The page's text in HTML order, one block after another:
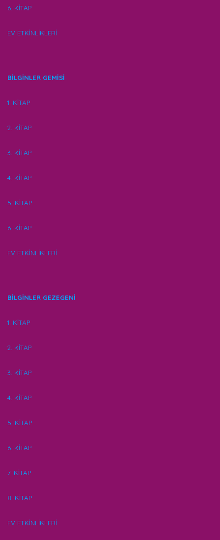
6. KİTAP
EV ETKİNLİKLERİ
BİLGİNLER GEMİSİ
1. KİTAP
2. KİTAP
3. KİTAP
4. KİTAP
5. KİTAP
6. KİTAP
EV ETKİNLİKLERİ
BİLGİNLER GEZEGENİ
1. KİTAP
2. KİTAP
3. KİTAP
4. KİTAP
5. KİTAP
6. KİTAP
7. KİTAP
8. KİTAP
EV ETKİNLİKLERİ